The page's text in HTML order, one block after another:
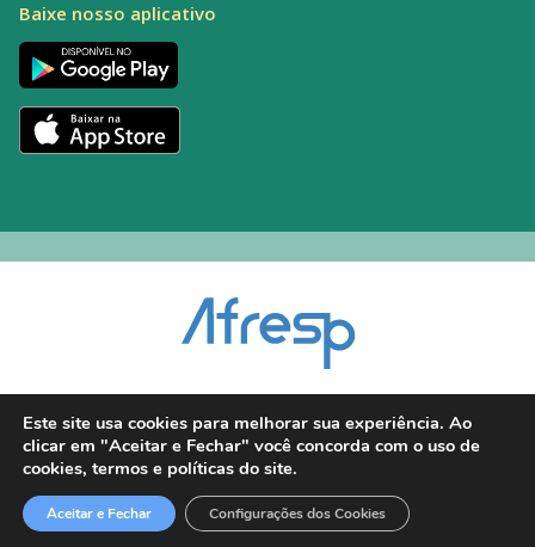
Baixe nosso aplicativo
dpo@afresp.org.br
Diretor Técnico: Antonio Carlos Aparecido. CRM: 54.464
Este site usa cookies para melhorar sua experiência. Ao
clicar em "Aceitar e Fechar" você concorda com o uso de
cookies, termos e políticas do site.
Aceitar e Fechar Configurações dos Cookies